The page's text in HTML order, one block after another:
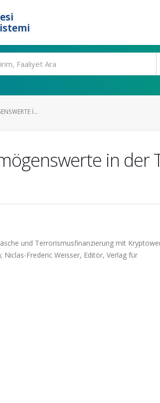
I...
in der
und Terrorismusfinanzierung mit
Frederic Weisser, Editör, Verlag für